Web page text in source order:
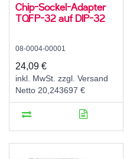
Chip-Sockel-Adapter
TQFP-32 auf DIP-32
08-0004-00001
24,09 €
inkl. MwSt. zzgl. Versand
Netto 20,243697 €